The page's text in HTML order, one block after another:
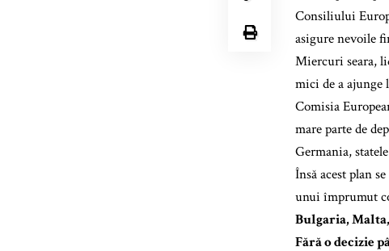
Consiliului
asigure nevoile
Miercuri seara,
mici de a
Comisia
mare parte de
Germania,
Însă acest plan
unui împrumut
Bulgaria,
Fără o decizie